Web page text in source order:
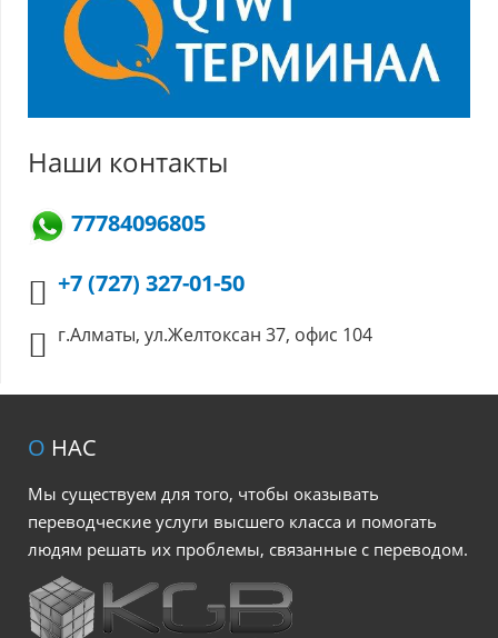
Наши контакты
77784096805
+7 (727) 327-01-50
г.Алматы, ул.Желтоксан 37, офис 104
О НАС
Мы существуем для того, чтобы оказывать
переводческие услуги высшего класса и помогать
людям решать их проблемы, связанные с переводом.